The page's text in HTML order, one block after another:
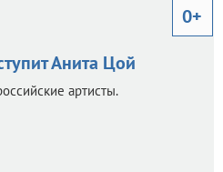
0+
Анита Цой
артисты.